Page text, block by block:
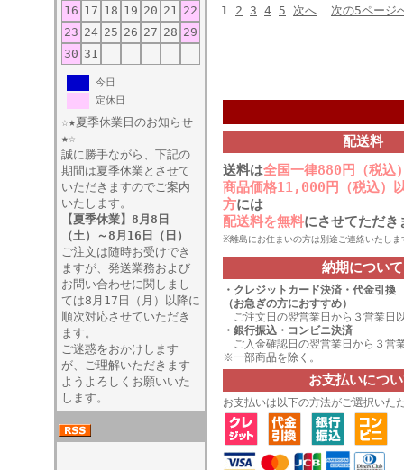
16 17 18 19 20 21
22
23 24 25 26 27 28 29
30 31
今日
定休日
☆★夏季休業日のお知らせ
★☆
誠に勝手ながら、下記の
期間は夏季休業とさせて
いただきますのでご案内
いたします。
【夏季休業】8月8日
（土）～8月16日（日）
ご注文は随時お受けでき
ますが、発送業務および
お問い合わせに関しまし
ては8月17日（月）以降に
順次対応させていただき
ます。
ご迷惑をおかけします
が、ご理解いただきます
ようよろしくお願いいた
します。
1 2 3 4 5 次へ 次の5ページ
配送料
送料は全国一律880円（税込
商品価格11,000円（税込）
方には
配送料を無料にさせてただき
※離島にお住まいの方は別途ご連絡いたしま
納期について
・ クレジットカード決済 ・代金引換
（お急ぎの方におすすめ）
ご注文日の翌営業日から３営業日
・銀行振込・コンビニ決済
ご入金確認日の翌営業日から３営
※一部商品を除く。
お支払いにつ
お支払いは以下の方法がご選択いた